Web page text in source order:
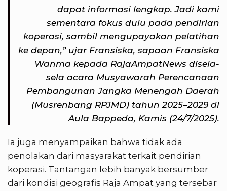
dapat informasi lengkap. Jadi kami
sementara fokus dulu pada pendirian
koperasi, sambil mengupayakan pelatihan
ke depan,” ujar Fransiska, sapaan Fransiska
Wanma kepada RajaAmpatNews disela-
sela acara Musyawarah Perencanaan
Pembangunan Jangka Menengah Daerah
(Musrenbang RPJMD) tahun 2025–2029 di
Aula Bappeda, Kamis (24/7/2025).
Ia juga menyampaikan bahwa tidak ada
penolakan dari masyarakat terkait pendirian
koperasi. Tantangan lebih banyak bersumber
dari kondisi geografis Raja Ampat yang tersebar